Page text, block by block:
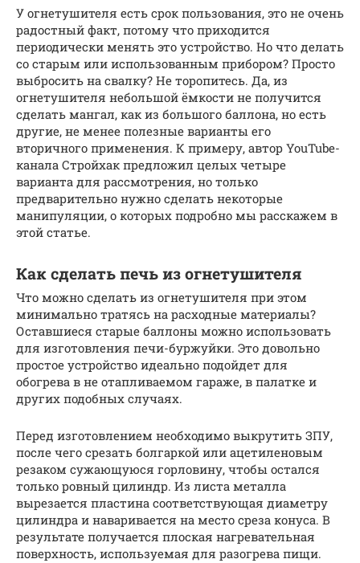
У огнетушителя есть срок пользования, это не очень
радостный факт, потому что приходится
периодически менять это устройство. Но что делать
со старым или использованным прибором? Просто
выбросить на свалку? Не торопитесь. Да, из
огнетушителя небольшой ёмкости не получится
сделать мангал, как из большого баллона, но есть
другие, не менее полезные варианты его
вторичного применения. К примеру, автор YouTube-
канала Стройхак предложил целых четыре
варианта для рассмотрения, но только
предварительно нужно сделать некоторые
манипуляции, о которых подробно мы расскажем в
этой статье.
Как сделать печь из огнетушителя
Что можно сделать из огнетушителя при этом
минимально тратясь на расходные материалы?
Оставшиеся старые баллоны можно использовать
для изготовления печи-буржуйки. Это довольно
простое устройство идеально подойдет для
обогрева в не отапливаемом гараже, в палатке и
других подобных случаях.
Перед изготовлением необходимо выкрутить ЗПУ,
после чего срезать болгаркой или ацетиленовым
резаком сужающуюся горловину, чтобы остался
только ровный цилиндр. Из листа металла
вырезается пластина соответствующая диаметру
цилиндра и наваривается на место среза конуса. В
результате получается плоская нагревательная
поверхность, используемая для разогрева пищи.